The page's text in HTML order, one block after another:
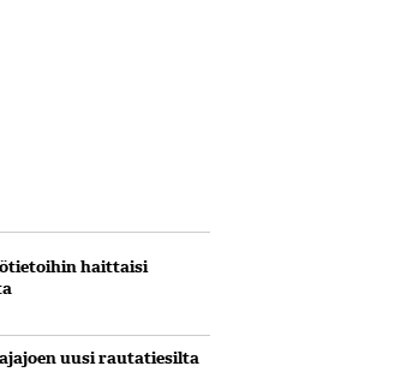
haittaisi
uusi rautatiesilta